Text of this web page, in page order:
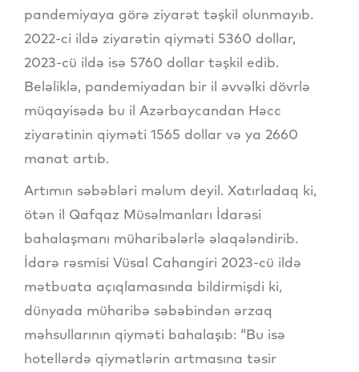
pandemiyaya görə ziyarət təşkil olunmayıb.
2022-ci ildə ziyarətin qiyməti 5360 dollar,
2023-cü ildə isə 5760 dollar təşkil edib.
Beləliklə, pandemiyadan bir il əvvəlki dövrlə
müqayisədə bu il Azərbaycandan Həcc
ziyarətinin qiyməti 1565 dollar və ya 2660
manat artıb.
Artımın səbəbləri məlum deyil. Xatırladaq ki,
ötən il Qafqaz Müsəlmanları İdarəsi
bahalaşmanı müharibələrlə əlaqələndirib.
İdarə rəsmisi Vüsal Cahangiri 2023-cü ildə
mətbuata açıqlamasında bildirmişdi ki,
dünyada müharibə səbəbindən ərzaq
məhsullarının qiyməti bahalaşıb: “Bu isə
hotellərdə qiymətlərin artmasına təsir